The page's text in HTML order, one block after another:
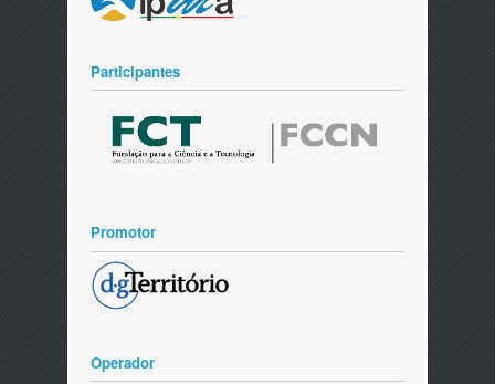
Participantes
Promotor
Operador